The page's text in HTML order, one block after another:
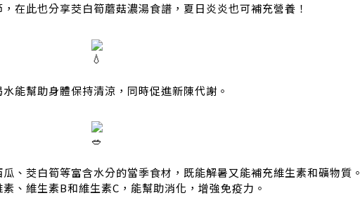
在此也分享茭白筍蘑菇濃湯食譜，夏日炎炎也可補充營養！
能幫助身體保持清涼，同時促進新陳代謝。
、茭白筍等富含水分的當季食材，既能解暑又能補充維生素和礦物質
、維生素B和維生素C，能幫助消化，增強免疫力。